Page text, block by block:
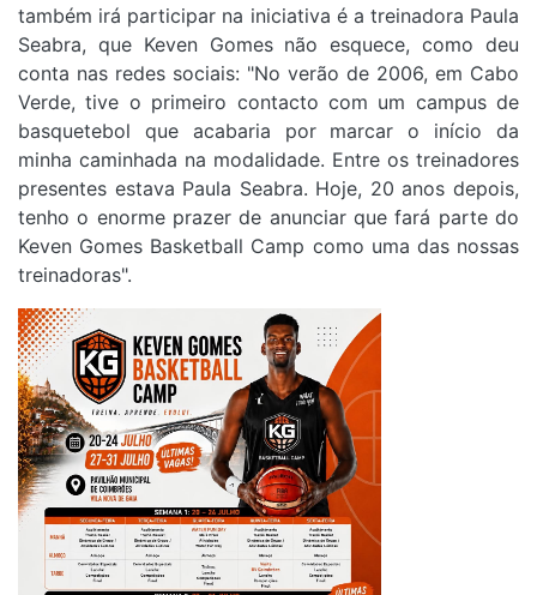
também irá participar na iniciativa é a treinadora Paula
Seabra, que Keven Gomes não esquece, como deu
conta nas redes sociais: "No verão de 2006, em Cabo
Verde, tive o primeiro contacto com um campus de
basquetebol que acabaria por marcar o início da
minha caminhada na modalidade. Entre os treinadores
presentes estava Paula Seabra. Hoje, 20 anos depois,
tenho o enorme prazer de anunciar que fará parte do
Keven Gomes Basketball Camp como uma das nossas
treinadoras".